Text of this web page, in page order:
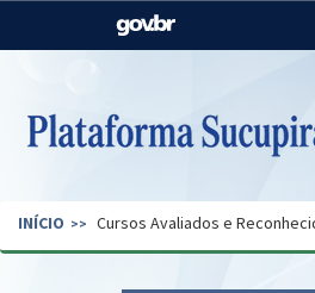
Casa Civil
Pecuária e Abastecimento
Secretaria de Governo
INÍCIO Cursos Avaliados e